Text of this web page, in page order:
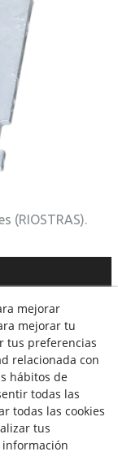
(RIOSTRAS).
de Privacidad
mejorar
mejorar tu
tus preferencias
relacionada con
hábitos de
todas las
todas las cookies
tus
información